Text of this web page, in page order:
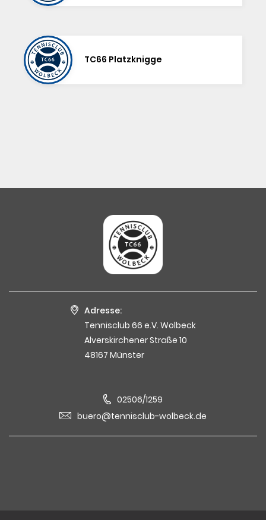
TC66 Platzknigge
Adresse:
Tennisclub 66 e.V. Wolbeck
Alverskirchener Straße 10
48167 Münster
02506/1259
buero@tennisclub-wolbeck.de